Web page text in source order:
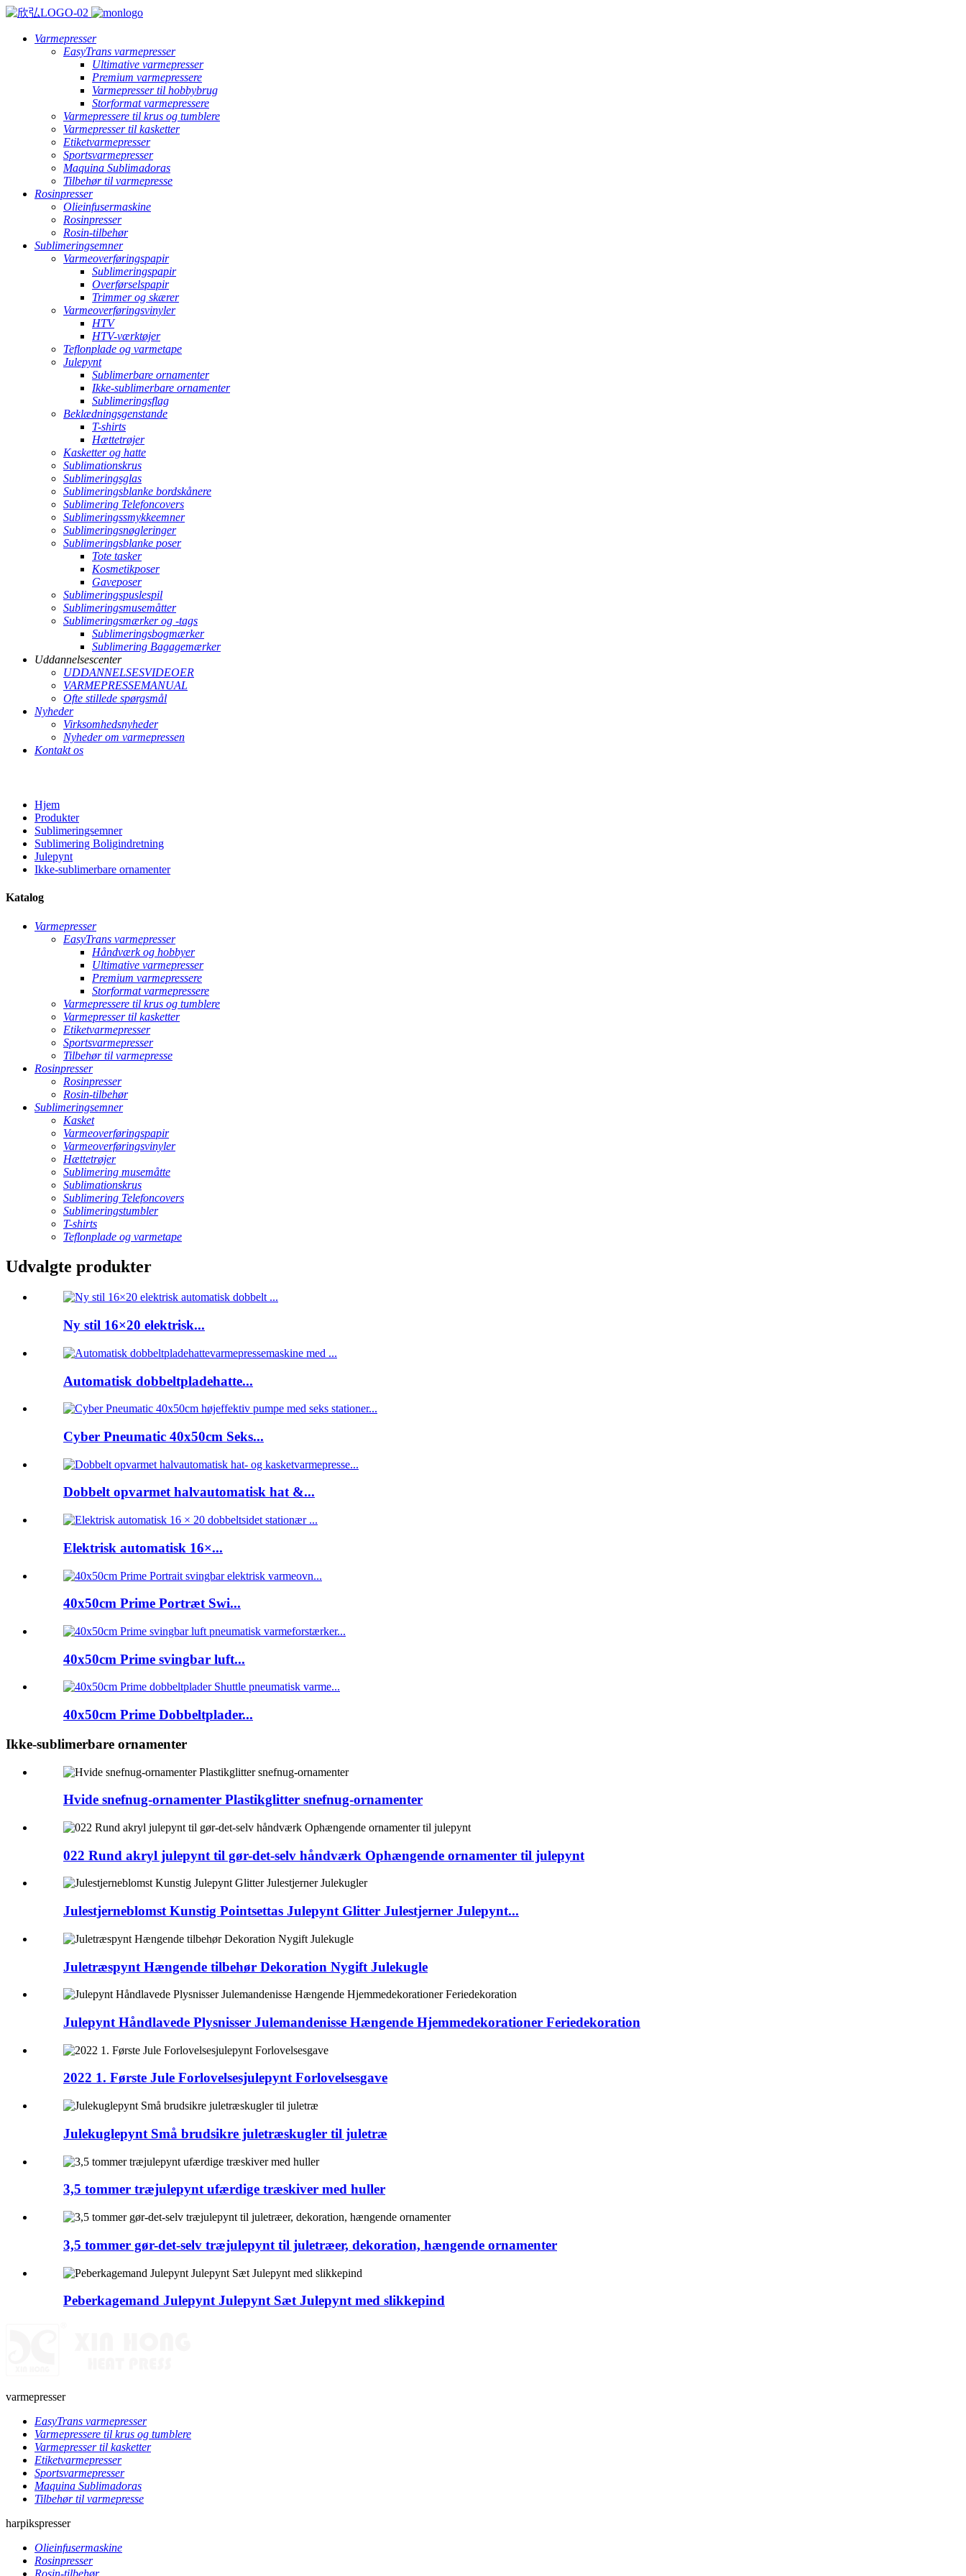
Varmepresser
EasyTrans varmepresser
Ultimative varmepresser
Premium varmepressere
Varmepresser til hobbybrug
Storformat varmepressere
Varmepressere til krus og tumblere
Varmepresser til kasketter
Etiketvarmepresser
Sportsvarmepresser
Maquina Sublimadoras
Tilbehør til varmepresse
Rosinpresser
Olieinfusermaskine
Rosinpresser
Rosin-tilbehør
Sublimeringsemner
Varmeoverføringspapir
Sublimeringspapir
Overførselspapir
Trimmer og skærer
Varmeoverføringsvinyler
HTV
HTV-værktøjer
Teflonplade og varmetape
Julepynt
Sublimerbare ornamenter
Ikke-sublimerbare ornamenter
Sublimeringsflag
Beklædningsgenstande
T-shirts
Hættetrøjer
Kasketter og hatte
Sublimationskrus
Sublimeringsglas
Sublimeringsblanke bordskånere
Sublimering Telefoncovers
Sublimeringssmykkeemner
Sublimeringsnøgleringer
Sublimeringsblanke poser
Tote tasker
Kosmetikposer
Gaveposer
Sublimeringspuslespil
Sublimeringsmusemåtter
Sublimeringsmærker og -tags
Sublimeringsbogmærker
Sublimering Bagagemærker
Uddannelsescenter
UDDANNELSESVIDEOER
VARMEPRESSEMANUAL
Ofte stillede spørgsmål
Nyheder
Virksomhedsnyheder
Nyheder om varmepressen
Kontakt os
Hjem
Produkter
Sublimeringsemner
Sublimering Boligindretning
Julepynt
Ikke-sublimerbare ornamenter
Katalog
Varmepresser
EasyTrans varmepresser
Håndværk og hobbyer
Ultimative varmepresser
Premium varmepressere
Storformat varmepressere
Varmepressere til krus og tumblere
Varmepresser til kasketter
Etiketvarmepresser
Sportsvarmepresser
Tilbehør til varmepresse
Rosinpresser
Rosinpresser
Rosin-tilbehør
Sublimeringsemner
Kasket
Varmeoverføringspapir
Varmeoverføringsvinyler
Hættetrøjer
Sublimering musemåtte
Sublimationskrus
Sublimering Telefoncovers
Sublimeringstumbler
T-shirts
Teflonplade og varmetape
Udvalgte produkter
Ny stil 16×20 elektrisk...
Automatisk dobbeltpladehatte...
Cyber ​​Pneumatic 40x50cm Seks...
Dobbelt opvarmet halvautomatisk hat &...
Elektrisk automatisk 16×...
40x50cm Prime Portræt Swi...
40x50cm Prime svingbar luft...
40x50cm Prime Dobbeltplader...
Ikke-sublimerbare ornamenter
Hvide snefnug-ornamenter Plastikglitter snefnug-ornamenter
022 Rund akryl julepynt til gør-det-selv håndværk Ophængende ornamenter til julepynt
Julestjerneblomst Kunstig Pointsettas Julepynt Glitter Julestjerner Julepynt...
Juletræspynt Hængende tilbehør Dekoration Nygift Julekugle
Julepynt Håndlavede Plysnisser Julemandenisse Hængende Hjemmedekorationer Feriedekoration
2022 1. Første Jule Forlovelsesjulepynt Forlovelsesgave
Julekuglepynt Små brudsikre juletræskugler til juletræ
3,5 tommer træjulepynt ufærdige træskiver med huller
3,5 tommer gør-det-selv træjulepynt til juletræer, dekoration, hængende ornamenter
Peberkagemand Julepynt Julepynt Sæt Julepynt med slikkepind
varmepresser
EasyTrans varmepresser
Varmepressere til krus og tumblere
Varmepresser til kasketter
Etiketvarmepresser
Sportsvarmepresser
Maquina Sublimadoras
Tilbehør til varmepresse
harpikspresser
Olieinfusermaskine
Rosinpresser
Rosin-tilbehør